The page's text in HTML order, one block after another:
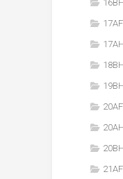
16BH
17AF
17AH
18BH
19BH
20AF
20AH
20BH
21AF